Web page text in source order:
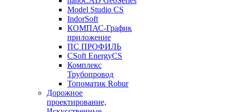
Model Studio CS
IndorSoft
КОМПАС-График
приложение
ПС ПРОФИЛЬ
CSoft EnergyCS
Комплекс
Трубопровод
Топоматик Robur
Дорожное
проектирование,